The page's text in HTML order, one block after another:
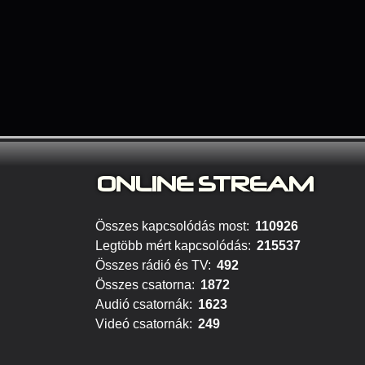
ONLINE STREAM
Összes kapcsolódás most: 110926
Legtöbb mért kapcsolódás: 215537
Összes rádió és TV: 492
Összes csatorna: 1872
Audió csatornák: 1623
Videó csatornák: 249